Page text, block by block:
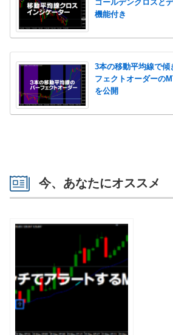
ゴールデンクロスと
機能付き
3本の移動平均線で
フェクトオーダーの
を公開
今、あなたにオススメ